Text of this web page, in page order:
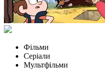
Фільми
Серіали
Мультфільми